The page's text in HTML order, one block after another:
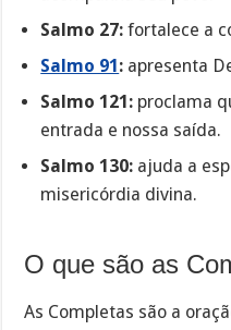
Salmo 27: fortalece a
Salmo 91: apresenta
Salmo 121: proclama
entrada e nossa saída.
Salmo 130: ajuda a
misericórdia divina.
O que são as
As Completas são a